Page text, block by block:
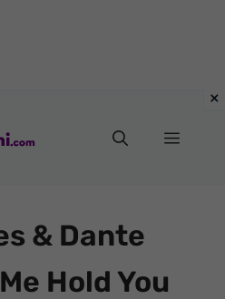
Menu
& Dante
Hold You